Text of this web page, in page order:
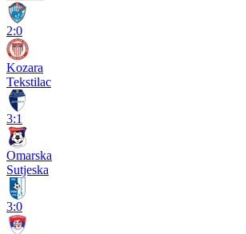
2:0
Kozara
Tekstilac
3:1
Omarska
Sutjeska
3:0